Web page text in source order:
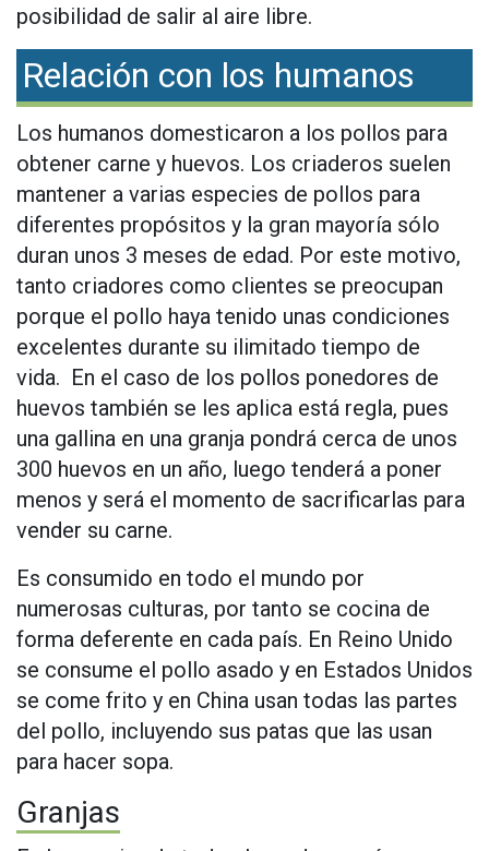
posibilidad de salir al aire libre.
Relación con los humanos
Los humanos domesticaron a los pollos para
obtener carne y huevos. Los criaderos suelen
mantener a varias especies de pollos para
diferentes propósitos y la gran mayoría sólo
duran unos 3 meses de edad. Por este motivo,
tanto criadores como clientes se preocupan
porque el pollo haya tenido unas condiciones
excelentes durante su ilimitado tiempo de
vida. En el caso de los pollos ponedores de
huevos también se les aplica está regla, pues
una gallina en una granja pondrá cerca de unos
300 huevos en un año, luego tenderá a poner
menos y será el momento de sacrificarlas para
vender su carne.
Es consumido en todo el mundo por
numerosas culturas, por tanto se cocina de
forma deferente en cada país. En Reino Unido
se consume el pollo asado y en Estados Unidos
se come frito y en China usan todas las partes
del pollo, incluyendo sus patas que las usan
para hacer sopa.
Granjas